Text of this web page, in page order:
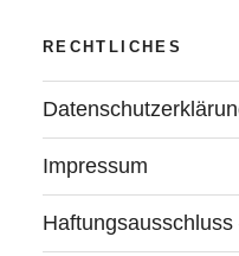
RECHTLICHES
Impressum